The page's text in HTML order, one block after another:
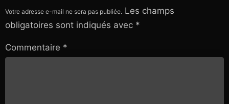
Votre adresse e-mail ne sera pas publiée. Les champs
obligatoires sont indiqués avec *
Commentaire *